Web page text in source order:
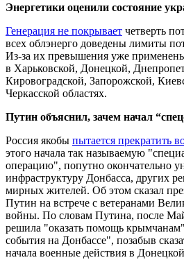
Энергетики оценили состояние
Генерация не покрывает четверть
всех облэнерго доведены лимиты
Из-за их превышения уже
в Харьковской, Донецкой,
Кировоградской, Запорожской,
Черкасской областях.
Путин объяснил, зачем начал
Россия якобы пытается прекратить
этого начала так называемую
операцию", попутно окончательно
инфраструктуру Донбасса, других
мирных жителей. Об этом сказал
Путин на встрече с ветеранами
войны. По словам Путина, после
решила "оказать помощь
события на Донбассе", позабыв
начала военные действия в